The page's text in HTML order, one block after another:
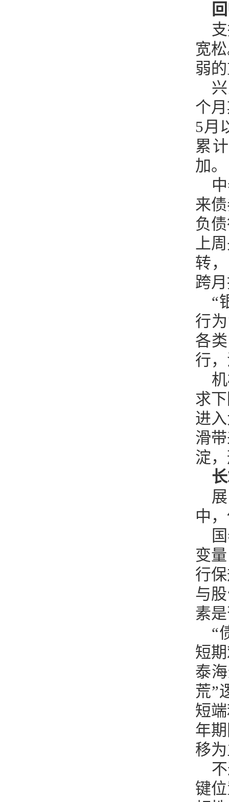
宽
弱
个
5月
累
加。
来
负
上
转
跨
“
行
各
行
求
进
滑
淀
中
变
行
与
素
“
短
泰
荒”
短
年
移
键